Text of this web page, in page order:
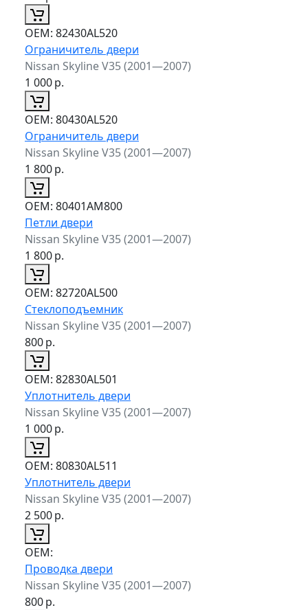
ОЕМ: 82430AL520
Ограничитель двери
Nissan Skyline V35 (2001—2007)
1 000р.
ОЕМ: 80430AL520
Ограничитель двери
Nissan Skyline V35 (2001—2007)
1 800р.
ОЕМ: 80401AM800
Петли двери
Nissan Skyline V35 (2001—2007)
1 800р.
ОЕМ: 82720AL500
Стеклоподъемник
Nissan Skyline V35 (2001—2007)
800р.
ОЕМ: 82830AL501
Уплотнитель двери
Nissan Skyline V35 (2001—2007)
1 000р.
ОЕМ: 80830AL511
Уплотнитель двери
Nissan Skyline V35 (2001—2007)
2 500р.
ОЕМ:
Проводка двери
Nissan Skyline V35 (2001—2007)
800р.